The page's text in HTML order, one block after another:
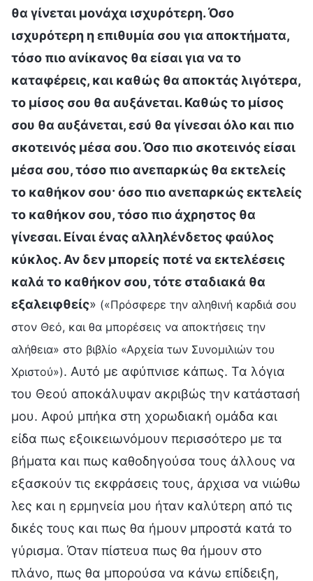
θα γίνεται μονάχα ισχυρότερη. Όσο
ισχυρότερη η επιθυμία σου για αποκτήματα,
τόσο πιο ανίκανος θα είσαι για να το
καταφέρεις, και καθώς θα αποκτάς λιγότερα,
το μίσος σου θα αυξάνεται. Καθώς το μίσος
σου θα αυξάνεται, εσύ θα γίνεσαι όλο και πιο
σκοτεινός μέσα σου. Όσο πιο σκοτεινός είσαι
μέσα σου, τόσο πιο ανεπαρκώς θα εκτελείς
το καθήκον σου· όσο πιο ανεπαρκώς εκτελείς
το καθήκον σου, τόσο πιο άχρηστος θα
γίνεσαι. Είναι ένας αλληλένδετος φαύλος
κύκλος. Αν δεν μπορείς ποτέ να εκτελέσεις
καλά το καθήκον σου, τότε σταδιακά θα
εξαλειφθείς» («Πρόσφερε την αληθινή καρδιά σου
στον Θεό, και θα μπορέσεις να αποκτήσεις την
αλήθεια» στο βιβλίο «Αρχεία των Συνομιλιών του
Χριστού»). Αυτό με αφύπνισε κάπως. Τα λόγια
του Θεού αποκάλυψαν ακριβώς την κατάστασή
μου. Αφού μπήκα στη χορωδιακή ομάδα και
είδα πως εξοικειωνόμουν περισσότερο με τα
βήματα και πως καθοδηγούσα τους άλλους να
εξασκούν τις εκφράσεις τους, άρχισα να νιώθω
λες και η ερμηνεία μου ήταν καλύτερη από τις
δικές τους και πως θα ήμουν μπροστά κατά το
γύρισμα. Όταν πίστευα πως θα ήμουν στο
πλάνο, πως θα μπορούσα να κάνω επίδειξη,